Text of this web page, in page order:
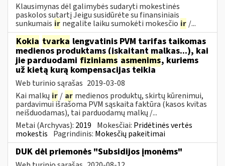
Klausimynas dėl galimybės sudaryti mokestinės
paskolos sutartį Jeigu susidūrėte su finansiniais
sunkumais ir negalite laiku sumokėti mokesčio ir /...
Kokia tvarka lengvatinis PVM tarifas taikomas
medienos produktams (įskaitant malkas...), kai
jie parduodami fiziniams asmenims, kuriems
už kietą kurą kompensacijas teikia
Web turinio sąrašas 2019-03-08
Kai malkų ir / ar medienos produktų, skirtų kūrenimui,
pardavimui išrašoma PVM sąskaita faktūra (kasos kvitas
neišduodamas), tai parduodamų malkų /...
Metai (Archyvas): 2019 Mokesčiai: Pridėtinės vertės
mokestis Pagrindinis: Mokesčių pakeitimai
DUK dėl priemonės "Subsidijos įmonėms"